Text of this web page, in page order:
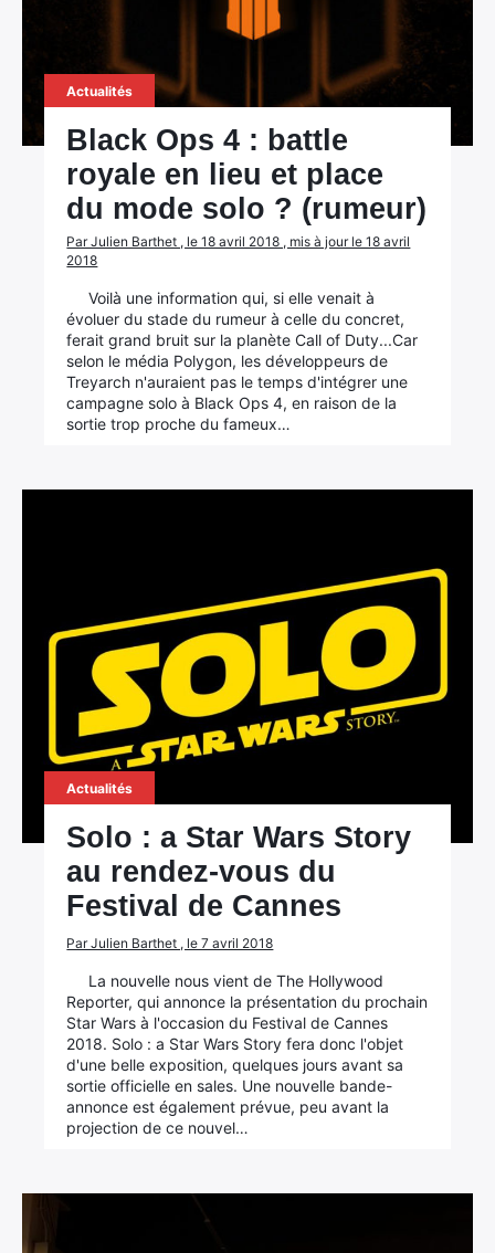
Actualités
Black Ops 4 : battle
royale en lieu et place
du mode solo ? (rumeur)
Par Julien Barthet , le 18 avril 2018 , mis à jour le 18 avril
2018
Voilà une information qui, si elle venait à
évoluer du stade du rumeur à celle du concret,
ferait grand bruit sur la planète Call of Duty...Car
selon le média Polygon, les développeurs de
Treyarch n'auraient pas le temps d'intégrer une
campagne solo à Black Ops 4, en raison de la
sortie trop proche du fameux…
Actualités
Solo : a Star Wars Story
au rendez-vous du
Festival de Cannes
Par Julien Barthet , le 7 avril 2018
La nouvelle nous vient de The Hollywood
Reporter, qui annonce la présentation du prochain
Star Wars à l'occasion du Festival de Cannes
2018. Solo : a Star Wars Story fera donc l'objet
d'une belle exposition, quelques jours avant sa
sortie officielle en sales. Une nouvelle bande-
annonce est également prévue, peu avant la
projection de ce nouvel…
Rechercher
: